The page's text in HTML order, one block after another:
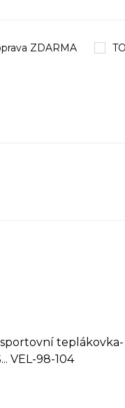
ZDARMA